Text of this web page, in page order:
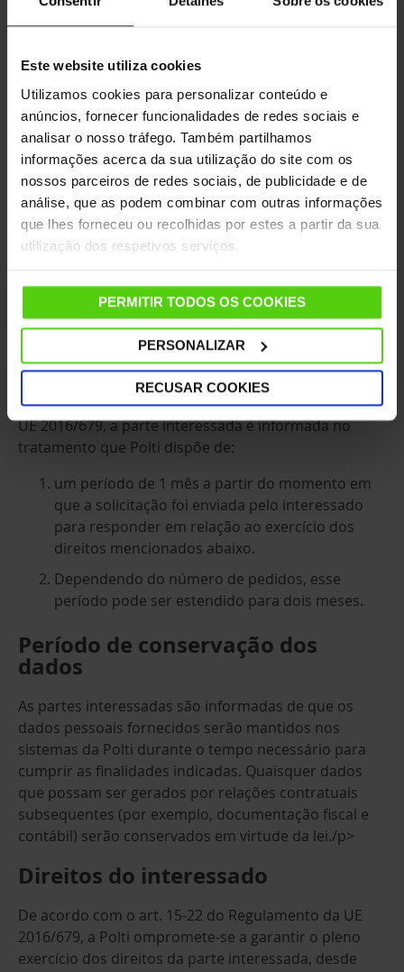
Este website utiliza cookies
Utilizamos cookies para personalizar conteúdo e
anúncios, fornecer funcionalidades de redes sociais e
analisar o nosso tráfego. Também partilhamos
informações acerca da sua utilização do site com os
nossos parceiros de redes sociais, de publicidade e de
análise, que as podem combinar com outras informações
que lhes forneceu ou recolhidas por estes a partir da sua
utilização dos respetivos serviços.
PERMITIR TODOS OS COOKIES
PERSONALIZAR
RECUSAR COOKIES
qualidade de Responsáveis pelo tratamento nos
termos do artigo 28.º do Regulamento UE
No âmbito das atividades previstas no contrato que
poderiam ser estabelecidas e em virtude do art. 49 p.
B do regulamento UE 2016/679, Polti poderia
transmitir os dados pessoais das partes interessadas
em países fora da Comunidade Europeia para fins
inerentes às atividades contratuais.
Modalidades de exercício dos
direitos do interessado
De acordo com as disposições do artigo 13, seção 2,
do Regulamento da UE 2016/679, a parte interessada
é informada sobre o tratamento das modalidades
com as quais poderá exercer os seus direitos.
De acordo com o art. 12 seção 3 do Regulamento da
UE 2016/679, a parte interessada é informada no
tratamento que Polti dispõe de:
um período de 1 mês a partir do momento em
que a solicitação foi enviada pelo interessado
para responder em relação ao exercício dos
direitos mencionados abaixo.
Dependendo do número de pedidos, esse
período pode ser estendido para dois meses.
Período de conservação dos
dados
As partes interessadas são informadas de que os
dados pessoais fornecidos serão mantidos nos
sistemas da Polti durante o tempo necessário para
cumprir as finalidades indicadas. Quaisquer dados
que possam ser gerados por relações contratuais
subsequentes (por exemplo, documentação fiscal e
contábil) serão conservados em virtude da lei./p>
Direitos do interessado
De acordo com o art. 15-22 do Regulamento da UE
2016/679, a Polti ompromete-se a garantir o pleno
exercício dos direitos da parte interessada, desde